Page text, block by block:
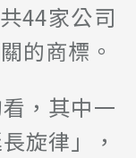
44家公司
的商標。
，其中一
旋律」，